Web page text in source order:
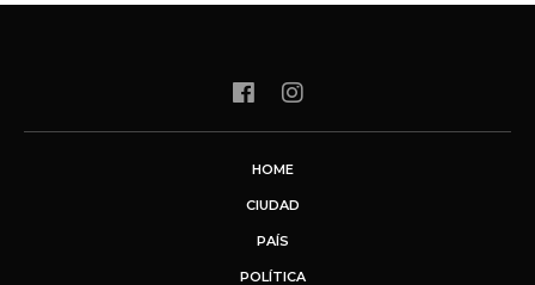
HOME
CIUDAD
PAÍS
POLÍTICA